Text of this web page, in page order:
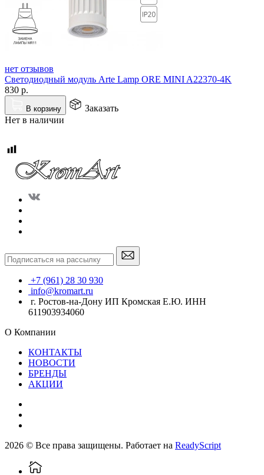
нет отзывов
Светодиодный модуль Arte Lamp ORE MINI A22370-4K
830 р.
В корзину
Заказать
Нет в наличии
+7 (961) 28 30 930
info@kromart.ru
г. Ростов-на-Дону ИП Кромская Е.Ю. ИНН
611903934060
О Компании
КОНТАКТЫ
НОВОСТИ
БРЕНДЫ
АКЦИИ
2026 © Все права защищены. Работает на ReadyScript